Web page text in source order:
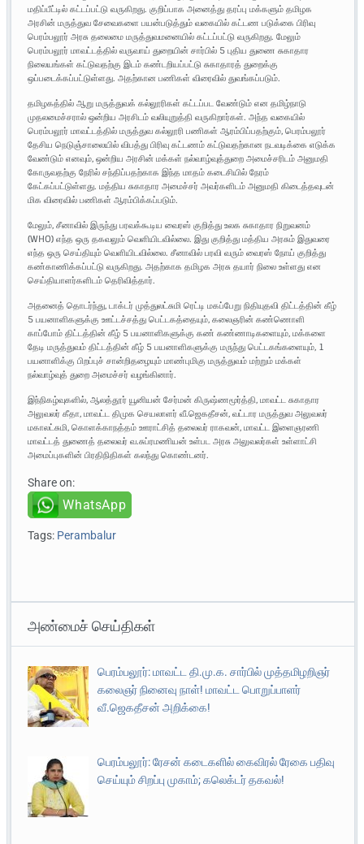
மதிப்பீட்டில் கட்டப்பட்டு வருகிறது. குறிப்பாக அனைத்து தரப்பு மக்களும் தமிழக
அரசின் மருத்துவ சேவைகளை பயன்படுத்தும் வகையில் கட்டண படுக்கை பிரிவு
பெரம்பலூர் அரசு தலைமை மருத்துவமனையில் கட்டப்பட்டு வருகிறது. மேலும்
பெரம்பலூர் மாவட்டத்தில் வருவாய் துறையின் சார்பில் 5 புதிய துணை சுகாதார
நிலையங்கள் கட்டுவதற்கு இடம் கண்டறியப்பட்டு சுகாதாரத் துறைக்கு
ஒப்படைக்கப்பட்டுள்ளது. அதற்கான பணிகள் விரைவில் துவங்கப்படும்.
தமிழகத்தில் ஆறு மருத்துவக் கல்லூரிகள் கட்டப்பட வேண்டும் என தமிழ்நாடு
முதலமைச்சரால் ஒன்றிய அரசிடம் வலியுறுத்தி வருகிறார்கள். அந்த வகையில்
பெரம்பலூர் மாவட்டத்தில் மருத்துவ கல்லூரி பணிகள் ஆரம்பிப்பதற்கும், பெரம்பலூர்
தேசிய நெடுஞ்சாலையில் விபத்து பிரிவு கட்டணம் கட்டுவதற்கான நடவடிக்கை எடுக்க
வேண்டும் எனவும், ஒன்றிய அரசின் மக்கள் நல்வாழ்வுத்துறை அமைச்சரிடம் அனுமதி
கோருவதற்கு நேரில் சந்திப்பதற்காக இந்த மாதம் கடைசியில் நேரம்
கேட்கப்பட்டுள்ளது. மத்திய சுகாதார அமைச்சர் அவர்களிடம் அனுமதி கிடைத்தவுடன்
மிக விரைவில் பணிகள் ஆரம்பிக்கப்படும்.
மேலும், சீனாவில் இருந்து பரவக்கூடிய வைரஸ் குறித்து உலக சுகாதார நிறுவனம்
(WHO) எந்த ஒரு தகவலும் வெளியிடவில்லை. இது குறித்து மத்திய அரசும் இதுவரை
எந்த ஒரு செய்தியும் வெளியிடவில்லை. சீனாவில் பரவி வரும் வைரஸ் நோய் குறித்து
கண்காணிக்கப்பட்டு வருகிறது. அதற்காக தமிழக அரசு தயார் நிலை உள்ளது என
செய்தியாளர்களிடம் தெரிவித்தார்.
அதனைத் தொடர்ந்து, டாக்டர் முத்துலட்சுமி ரெட்டி மகப்பேறு நிதியுதவி திட்டத்தின் கீழ்
5 பயனாளிகளுக்கு ஊட்டச்சத்து பெட்டகத்தையும், கலைஞரின் கண்ணொளி
காப்போம் திட்டத்தின் கீழ் 5 பயனாளிகளுக்கு கண் கண்ணாடிகளையும், மக்களை
தேடி மருத்துவம் திட்டத்தின் கீழ் 5 பயனாளிகளுக்கு மருந்து பெட்டகங்களையும், 1
பயனாளிக்கு பிறப்புச் சான்றிதழையும் மாண்புமிகு மருத்துவம் மற்றும் மக்கள்
நல்வாழ்வுத் துறை அமைச்சர் வழங்கினார். ‌
இந்நிகழ்வுகளில், ஆலத்தூர் யூனியன் சேர்மன் கிருஷ்ணமூர்த்தி, மாவட்ட சுகாதார
அலுவலர் கீதா, மாவட்ட திமுக செயலாளர் வீ.ஜெகதீசன், வட்டார மருத்துவ அலுவலர்
மகாலட்சுமி, கொளக்காநத்தம் ஊராட்சித் தலைவர் ராகவன், மாவட்ட இளைஞரணி
மாவட்டத் துணைத் தலைவர் வ.சுப்ரமணியன் உள்பட அரசு அலுவலர்கள் உள்ளாட்சி
அமைப்புகளின் பிரதிநிதிகள் கலந்து கொண்டனர்.
Share on:
WhatsApp
Tags: Perambalur
அண்மைச் செய்திகள்
பெரம்பலூர்: மாவட்ட தி.மு.க. சார்பில் முத்தமிழறிஞர்
கலைஞர் நினைவு நாள்! மாவட்ட பொறுப்பாளர்
வீ.ஜெகதீசன் அறிக்கை!
பெரம்பலூர்: ரேசன் கடைகளில் கைவிரல் ரேகை பதிவு
செய்யும் சிறப்பு முகாம்; கலெக்டர் தகவல்!